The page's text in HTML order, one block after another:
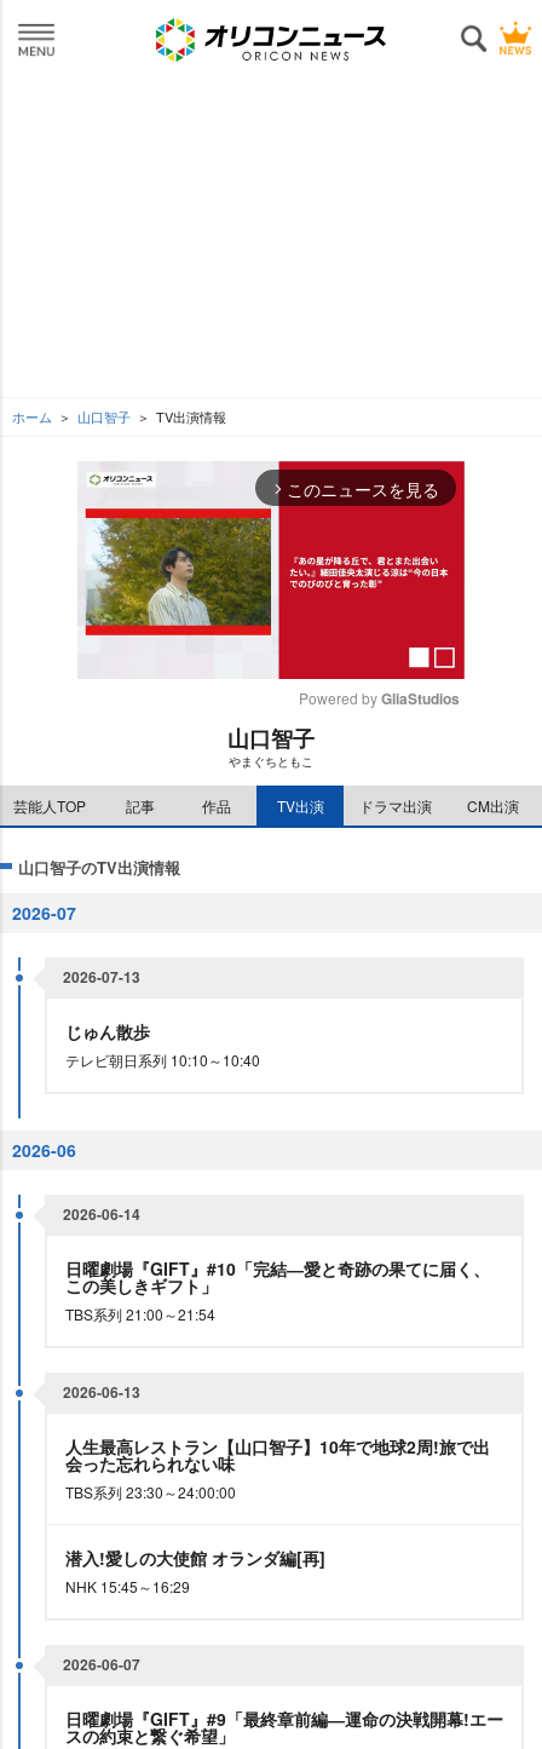
ホーム 山口智子 TV出演情報
arrow_forward_ios このニュースを見る
e
Powered by GliaStudios
山口智子
まぐちともこ
芸能人TOP 記事 作品 TV出演 ドラマ出演 CM出演
山口智子のTV出演情報
2026-07
2026-07-13
じゅん散歩
テレビ朝日系列 10:10～10:40
2026-06
2026-06-14
日曜劇場『GIFT』#10「完結―愛と奇跡の果てに届く、
この美しきギフト」
TBS系列 21:00～21:54
2026-06-13
人生最高レストラン【山口智子】10年で地球2周!旅で出
会った忘れられない味
TBS系列 23:30～24:00:00
潜入!愛しの大使館 オランダ編[再]
NHK 15:45～16:29
2026-06-07
日曜劇場『GIFT』#9「最終章前編―運命の決戦開幕!エー
スの約束と繋ぐ希望」